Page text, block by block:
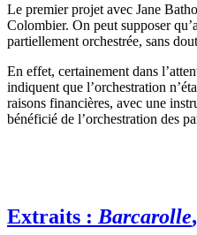
Le premier projet avec Jane
Colombier. On peut supposer
partiellement orchestrée, sans
En effet, certainement dans
indiquent que l’orchestration
raisons financières, avec une
bénéficié de l’orchestration des
Extraits : Barcarolle,